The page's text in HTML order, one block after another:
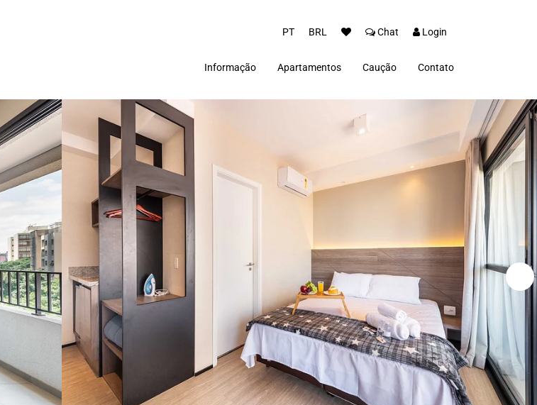
PT BRL Chat Login
Informação
Termos Locatários
Políticas de Privacidade
Apartamentos Caução Contato